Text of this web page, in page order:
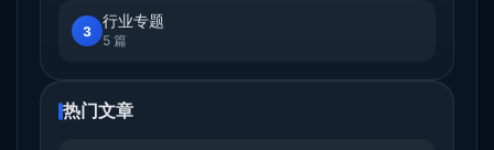
3
行业专题
5 篇
热门文章